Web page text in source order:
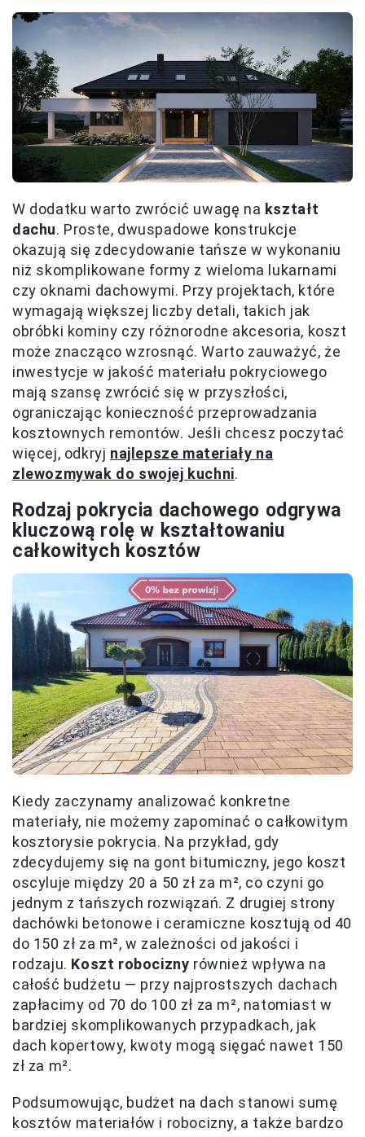
W dodatku warto zwrócić uwagę na kształt
dachu. Proste, dwuspadowe konstrukcje
okazują się zdecydowanie tańsze w wykonaniu
niż skomplikowane formy z wieloma lukarnami
czy oknami dachowymi. Przy projektach, które
wymagają większej liczby detali, takich jak
obróbki kominy czy różnorodne akcesoria, koszt
może znacząco wzrosnąć. Warto zauważyć, że
inwestycje w jakość materiału pokryciowego
mają szansę zwrócić się w przyszłości,
ograniczając konieczność przeprowadzania
kosztownych remontów. Jeśli chcesz poczytać
więcej, odkryj najlepsze materiały na
zlewozmywak do swojej kuchni.
Rodzaj pokrycia dachowego odgrywa
kluczową rolę w kształtowaniu
całkowitych kosztów
Kiedy zaczynamy analizować konkretne
materiały, nie możemy zapominać o całkowitym
kosztorysie pokrycia. Na przykład, gdy
zdecydujemy się na gont bitumiczny, jego koszt
oscyluje między 20 a 50 zł za m², co czyni go
jednym z tańszych rozwiązań. Z drugiej strony
dachówki betonowe i ceramiczne kosztują od 40
do 150 zł za m², w zależności od jakości i
rodzaju. Koszt robocizny również wpływa na
całość budżetu — przy najprostszych dachach
zapłacimy od 70 do 100 zł za m², natomiast w
bardziej skomplikowanych przypadkach, jak
dach kopertowy, kwoty mogą sięgać nawet 150
zł za m².
Podsumowując, budżet na dach stanowi sumę
kosztów materiałów i robocizny, a także bardzo